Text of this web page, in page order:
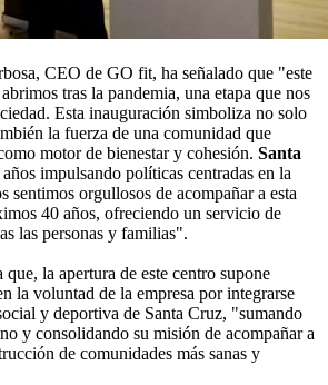
CEO de GO fit, ha señalado que "este
tras la pandemia, una etapa que nos
Esta inauguración simboliza no solo
la fuerza de una comunidad que
motor de bienestar y cohesión. Santa
impulsando políticas centradas en la
sentimos orgullosos de acompañar a esta
40 años, ofreciendo un servicio de
las personas y familias".
la apertura de este centro supone
la voluntad de la empresa por integrarse
y deportiva de Santa Cruz, "sumando
y consolidando su misión de acompañar a
de comunidades más sanas y